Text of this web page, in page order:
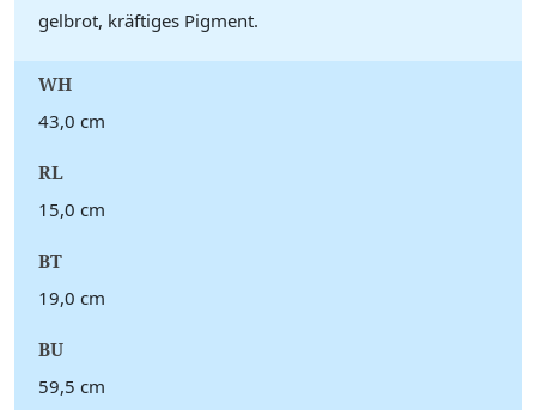
gelbrot, kräftiges Pigment.
WH
43,0 cm
RL
15,0 cm
BT
19,0 cm
BU
59,5 cm